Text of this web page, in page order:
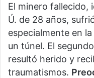
El minero fallecido,
Ú. de 28 años,
especialmente en
un túnel. El
resultó herido y
traumatismos.